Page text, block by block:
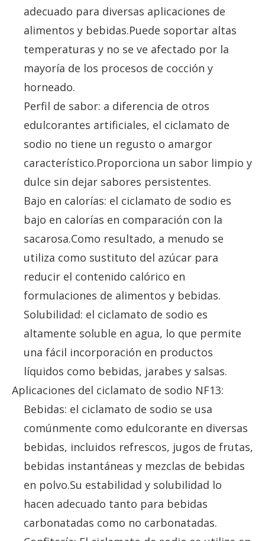
adecuado para diversas aplicaciones de
alimentos y bebidas.Puede soportar altas
temperaturas y no se ve afectado por la
mayoría de los procesos de cocción y
horneado.
Perfil de sabor: a diferencia de otros
edulcorantes artificiales, el ciclamato de
sodio no tiene un regusto o amargor
característico.Proporciona un sabor limpio y
dulce sin dejar sabores persistentes.
Bajo en calorías: el ciclamato de sodio es
bajo en calorías en comparación con la
sacarosa.Como resultado, a menudo se
utiliza como sustituto del azúcar para
reducir el contenido calórico en
formulaciones de alimentos y bebidas.
Solubilidad: el ciclamato de sodio es
altamente soluble en agua, lo que permite
una fácil incorporación en productos
líquidos como bebidas, jarabes y salsas.
Aplicaciones del ciclamato de sodio NF13:
Bebidas: el ciclamato de sodio se usa
comúnmente como edulcorante en diversas
bebidas, incluidos refrescos, jugos de frutas,
bebidas instantáneas y mezclas de bebidas
en polvo.Su estabilidad y solubilidad lo
hacen adecuado tanto para bebidas
carbonatadas como no carbonatadas.